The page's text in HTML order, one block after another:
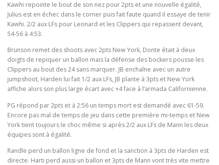
Kawhi repointe le bout de son nez pour 2pts et une nouvelle égalité,
Julius est en échec dans le corner puis fait faute quand il essaye de tenir
Kawhi. 2/2 aux LFs pour Leonard et les Clippers qui repassent devant,
54-56 à 4:53.
Brunson remet des shoots avec 2pts New York, Donte était à deux
doigts de repiquer un ballon mais la défense des bockers pousse les
Clippers au bout des 24 sans marquer. JB enchaîne avec un autre
jumpshoot, Harden lui fait 1/2 aux LFs, JB plante à 3pts et New York
affiche alors son plus large écart avec +4 face à l’armada Californienne.
PG répond par 2pts et à 2:56 un temps mort est demandé avec 61-59.
Encore pas mal de temps de jeu dans cette première mi-temps et New
York tient toujours le choc même si après 2/2 aux LFs de Mann les deux
équipes sont à égalité.
Randle perd un ballon ligne de fond et la sanction à 3pts de Harden est
directe. Harti perd aussi un ballon et 3pts de Mann vont très vite mettre